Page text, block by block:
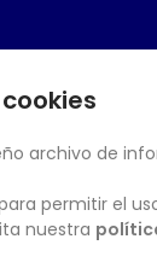
archivo de
permitir el
nuestra